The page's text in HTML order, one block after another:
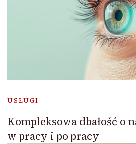
USŁUGI
Kompleksowa dbałość o
w pracy i po pracy